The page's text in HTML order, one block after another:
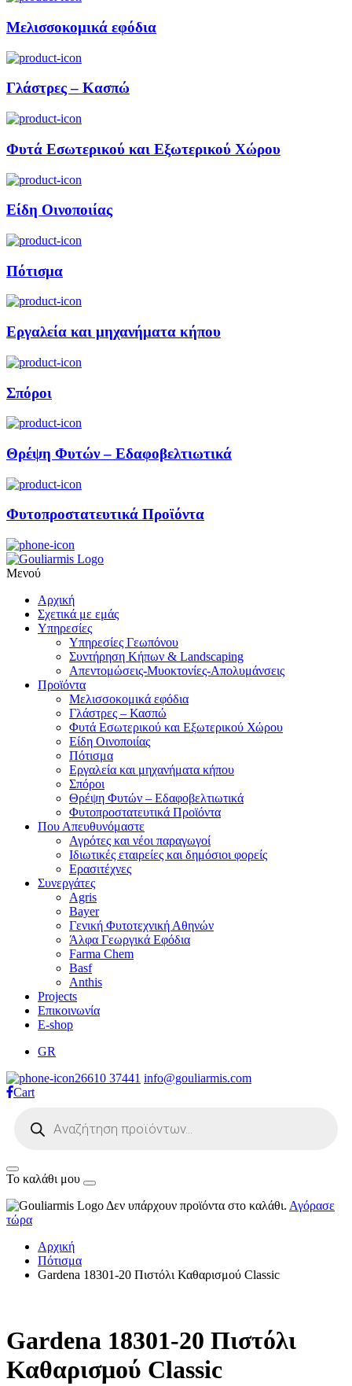
Μελισσοκομικά εφόδια
Γλάστρες – Κασπώ
Φυτά Εσωτερικού και Εξωτερικού Χώρου
Είδη Οινοποιίας
Πότισμα
Εργαλεία και μηχανήματα κήπου
Σπόροι
Θρέψη Φυτών – Εδαφοβελτιωτικά
Φυτοπροστατευτικά Προϊόντα
Μενού
Αρχική
Σχετικά με εμάς
Υπηρεσίες
Υπηρεσίες Γεωπόνου
Συντήρηση Κήπων & Landscaping
Απεντομώσεις-Μυοκτονίες-Απολυμάνσεις
Προϊόντα
Μελισσοκομικά εφόδια
Γλάστρες – Κασπώ
Φυτά Εσωτερικού και Εξωτερικού Χώρου
Είδη Οινοποιίας
Πότισμα
Εργαλεία και μηχανήματα κήπου
Σπόροι
Θρέψη Φυτών – Εδαφοβελτιωτικά
Φυτοπροστατευτικά Προϊόντα
Που Απευθυνόμαστε
Αγρότες και νέοι παραγωγοί
Ιδιωτικές εταιρείες και δημόσιοι φορείς
Ερασιτέχνες
Συνεργάτες
Agris
Bayer
Γενική Φυτοτεχνική Αθηνών
Άλφα Γεωργικά Εφόδια
Farma Chem
Basf
Anthis
Projects
Επικοινωνία
E-shop
GR
26610 37441 info@gouliarmis.com
Cart
search
Το καλάθι μου
Δεν υπάρχουν προϊόντα στο καλάθι. Αγόρασε
τώρα
Αρχική
Πότισμα
Gardena 18301-20 Πιστόλι Καθαρισμού Classic
Gardena 18301-20 Πιστόλι
Καθαρισμού Classic